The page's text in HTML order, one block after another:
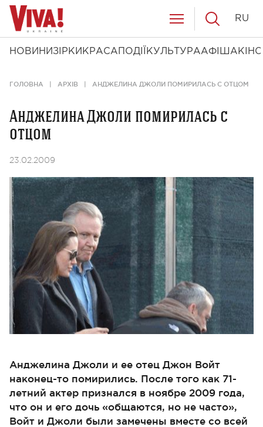
НОВИНИ ЗІРКИ КРАСА ПОДІЇ КУЛЬТУРААФІША КІНО
RU
ГОЛОВНА АРХІВ АНДЖЕЛИНА ДЖОЛИ ПОМИРИЛАСЬ С ОТЦОМ
Анджелина Джоли помирилась с
отцом
23.02.2009
Анджелина Джоли и ее отец Джон Войт
наконец-то помирились. После того как 71-
летний актер признался в ноябре 2009 года,
что он и его дочь «общаются, но не часто»,
Войт и Джоли были замечены вместе со всей